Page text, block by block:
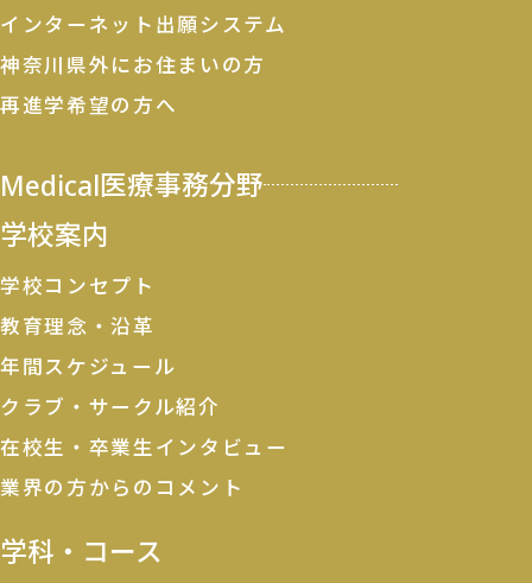
インターネット出願システム
神奈川県外にお住まいの方
再進学希望の方へ
Medical医療事務分野
学校案内
学校コンセプト
教育理念・沿革
年間スケジュール
クラブ・サークル紹介
在校生・卒業生インタビュー
業界の方からのコメント
学科・コース